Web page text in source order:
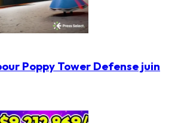
Poppy Tower Defense juin